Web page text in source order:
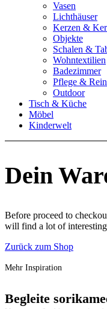
Vasen
Lichthäuser
Kerzen &
Objekte
Schalen &
Wohntextilien
Badezimmer
Pflege &
Outdoor
Tisch & Küche
Möbel
Kinderwelt
Dein
Before proceed to
will find a lot of
Zurück zum Shop
Mehr Inspiration
Begleite